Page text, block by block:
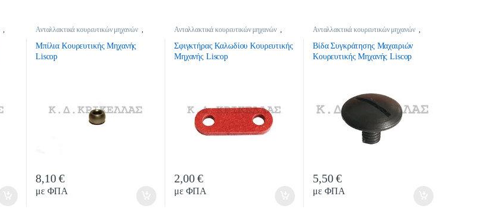
,
Ανταλλακτικά κουρευτικών μηχανών ,
Μπίλια Κουρευτικής Μηχανής
Liscop
8,10€
με ΦΠΑ
Ανταλλακτικά κουρευτικών μηχανών ,
Σφιγκτήρας Καλωδίου Κουρευτικής
Μηχανής Liscop
2,00€
με ΦΠΑ
Ανταλλακτικά κουρευτικών μηχανών ,
Βίδα Συγκράτησης Μαχαιριών
Κουρευτικής Μηχανής Liscop
5,50€
με ΦΠΑ